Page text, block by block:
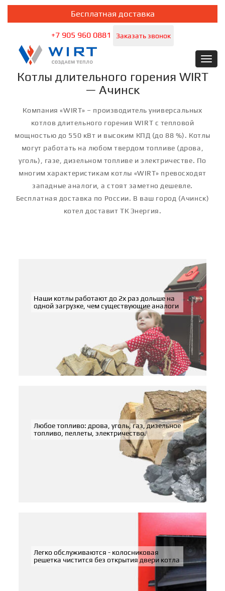
Бесплатная доставка
+7 905 960 0881 Заказать звонок
Котлы длительного горения WIRT
— Ачинск
Компания «WIRT» – производитель универсальных
котлов длительного горения WIRT с тепловой
мощностью до 550 кВт и высоким КПД (до 88 %). Котлы
могут работать на любом твердом топливе (дрова,
уголь), газе, дизельном топливе и электричестве. По
многим характеристикам котлы «WIRT» превосходят
западные аналоги, а стоят заметно дешевле.
Бесплатная доставка по России. В ваш город (Ачинск)
котел доставит ТК Энергия.
Наши котлы работают до 2х раз дольше на
одной загрузке, чем существующие аналоги
Любое топливо: дрова, уголь, газ, дизельное
топливо, пеллеты, электричество.
Легко обслуживаются - колосниковая
решетка чистится без открытия двери котла